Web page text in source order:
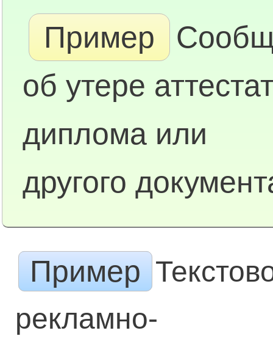
Пример
об утере
диплома или
другого
Пример
рекламно-